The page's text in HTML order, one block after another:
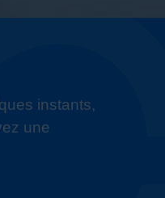
instants,
une